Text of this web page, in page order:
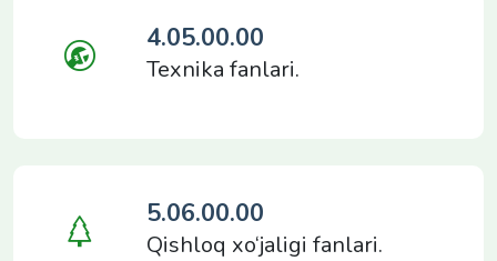
4.05.00.00
Texnika fanlari.
5.06.00.00
Qishloq xo‘jaligi fanlari.